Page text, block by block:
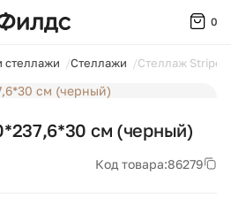
0
Стеллажи Стеллаж Stripe
см (черный)
Код товара:86279